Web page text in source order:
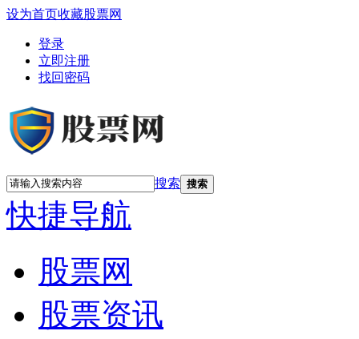
设为首页收藏股票网
登录
立即注册
找回密码
搜索 搜索
快捷导航
股票网
股票资讯